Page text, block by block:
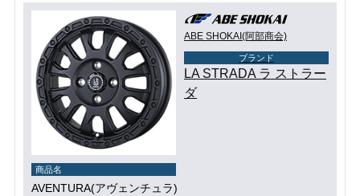
ABE SHOKAI(阿部商会)
ブランド
LA STRADA ラ ストラー
ダ
商品名
AVENTURA(アヴェンチュラ)